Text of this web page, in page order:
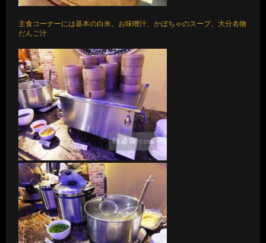
主食コーナーには基本の白米、お味噌汁、かぼちゃのスープ、大分名物
だんご汁